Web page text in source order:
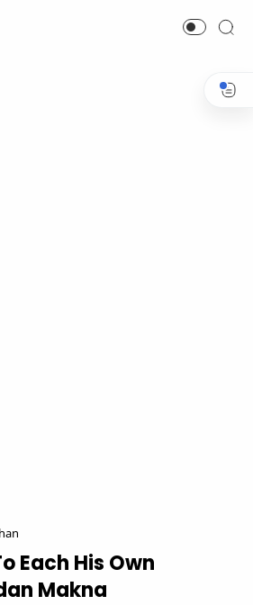
Each His Own
Makna